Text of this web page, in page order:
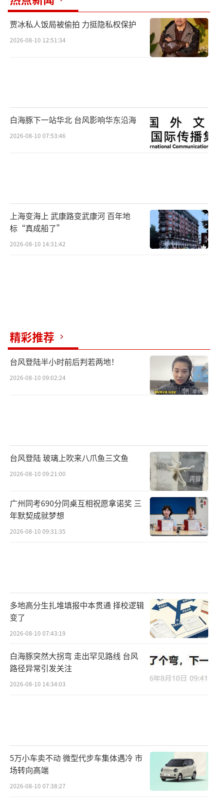
贾冰私人饭局被偷拍 力挺隐私权保护
2026-08-10 12:51:34
白海豚下一站华北 台风影响华东沿海
2026-08-10 07:53:46
上海变海上 武康路变武康河 百年地
标“真成船了”
2026-08-10 14:31:42
精彩推荐
台风登陆半小时前后判若两地！
2026-08-10 09:02:24
台风登陆 玻璃上吹来八爪鱼三文鱼
2026-08-10 09:21:00
广州同考690分同桌互相祝愿拿诺奖 三
年默契成就梦想
2026-08-10 09:31:35
多地高分生扎堆填报中本贯通 择校逻辑
变了
2026-08-10 07:43:19
白海豚突然大拐弯 走出罕见路线 台风
路径异常引发关注
2026-08-10 14:34:03
5万小车卖不动 微型代步车集体遇冷 市
场转向高端
2026-08-10 07:38:27